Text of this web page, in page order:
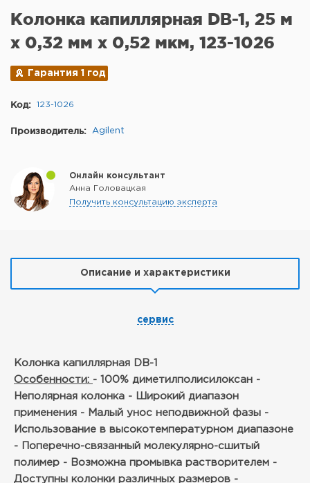
Колонка капиллярная DB-1, 25 м
x 0,32 мм х 0,52 мкм, 123-1026
Гарантия 1 год
Код: 123-1026
Производитель: Agilent
Онлайн консультант
Анна Головацкая
Получить консультацию эксперта
Описание и характеристики
сервис
Колонка капиллярная DB-1
Особенности: - 100% диметилполисилоксан -
Неполярная колонка - Широкий диапазон
применения - Малый унос неподвижной фазы -
Использование в высокотемпературном диапазоне
- Поперечно-связанный молекулярно-сшитый
полимер - Возможна промывка растворителем -
Доступны колонки различных размеров -